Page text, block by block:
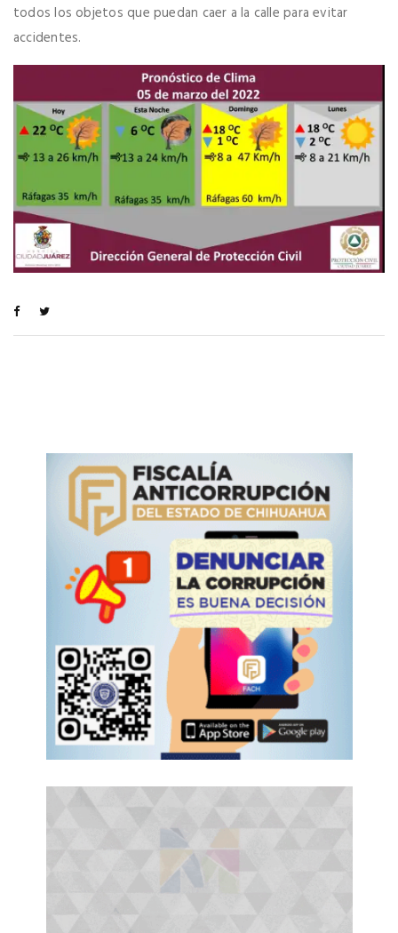
todos los objetos que puedan caer a la calle para evitar
accidentes.